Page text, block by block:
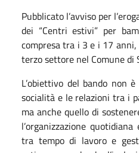
Pubblicato l’avviso per
dei “Centri estivi” per
compresa tra i 3 e i 17
terzo settore nel Comune di
L’obiettivo del bando non
socialità e le relazioni tra i
ma anche quello di
l’organizzazione
tra tempo di lavoro e